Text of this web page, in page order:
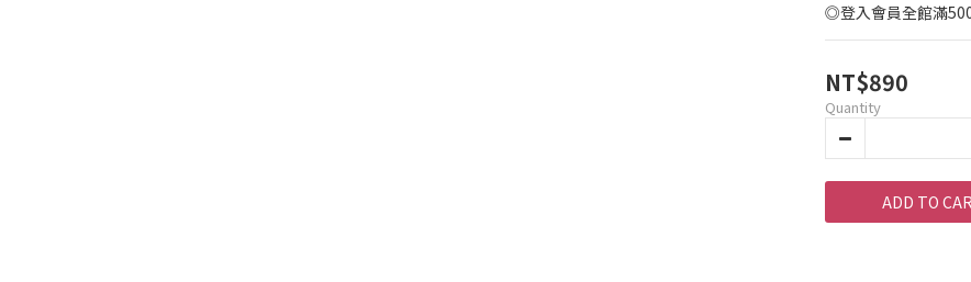
◎登入會員全館滿
NT$890
Quantity
ADD TO